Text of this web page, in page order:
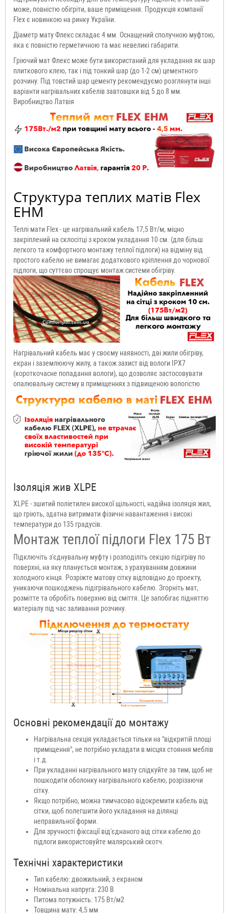
може, повністю обігріти, ваше приміщення. Продукція компанії
Flex є новинкою на ринку України.
Діаметр мату Флекс складає 4 мм. Оснащений сполучною муфтою,
яка є повністю герметичною та має невеликі габарити.
Гріючий мат Флекс може бути використаний для укладання як шар
плиткового клею, так і під тонкий шар (до 1-2 см) цементного
розчину. Під товстий шар цементу рекомендуємо розглянути інші
варіанти нагрівальних кабелів завтовшки від 5 до 8 мм.
Виробництво Латвія
Структура теплих матів Flex
EHM
Теплі мати Flex - це нагрівальний кабель 17,5 Вт/м, міцно
закріплений на склосітці з кроком укладання 10 см. (для більш
легкого та комфортного монтажу теплої підлоги) на відміну від
простого кабелю не вимагає додаткового кріплення до чорнової
підлоги, що суттєво спрощує монтаж системи обігріву.
Нагрівальний кабель має у своєму наявності, дві жили обігріву,
екран і заземлюючу жилу, а також захист від вологи IPX7
(короткочасне попадання вологи), що дозволяє застосовувати
опалювальну систему в приміщеннях з підвищеною вологістю
Ізоляція жив XLPE
XLPE - зшитий поліетилен високої щільності, надійна ізоляція жил,
що гріють, здатна витримати фізичні навантаження і високі
температури до 135 градусів.
Монтаж теплої підлоги Flex 175 Вт
Підключіть з'єднувальну муфту і розподіліть секцію підігріву по
поверхні, на яку планується монтаж, з урахуванням довжини
холодного кінця. Розріжте матову сітку відповідно до проекту,
уникаючи пошкоджень підігрівального кабелю. Згорніть мат,
розмітте та обробіть поверхню від сміття. Це запобігає підняттю
матеріалу під час заливання розчину.
Основні рекомендації до монтажу
Нагрівальна секція укладається тільки на "відкритій площі
приміщення", не потрібно укладати в місцях стояння меблів
і т.д.
При укладанні нагрівального мату слідкуйте за тим, щоб не
пошкодити оболонку нагрівального кабелю, розрізаючи
сітку.
Якщо потрібно, можна тимчасово відокремити кабель від
сітки, щоб полегшити його укладання на ділянці
неправильної форми.
Для зручності фіксації від'єднаного від сітки кабелю до
підлоги використовуйте малярський скотч.
Технічні характеристики
Тип кабелю: двожильний, з екраном
Номінальна напруга: 230 В
Питома потужність: 175 Вт/м2
Товщина мату: 4,5 мм